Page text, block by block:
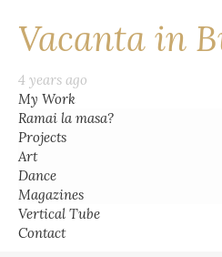
Vacanta in
4 years ago
My Work
Ramai la masa?
Projects
Art
Dance
Magazines
Vertical Tube
Contact